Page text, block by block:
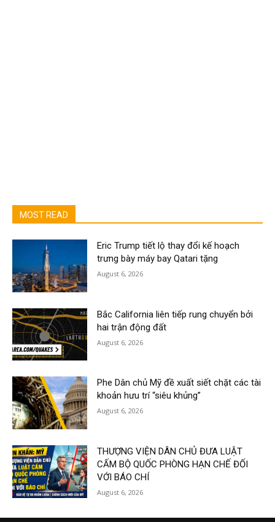
MOST READ
Eric Trump tiết lộ thay đổi kế hoạch
trưng bày máy bay Qatari tặng
August 6, 2026
Bắc California liên tiếp rung chuyển bởi
hai trận động đất
August 6, 2026
Phe Dân chủ Mỹ đề xuất siết chặt các tài
khoản hưu trí “siêu khủng”
August 6, 2026
THƯỢNG VIỆN DÂN CHỦ ĐƯA LUẬT
CẤM BỘ QUỐC PHÒNG HẠN CHẾ ĐỐI
VỚI BÁO CHÍ
August 6, 2026